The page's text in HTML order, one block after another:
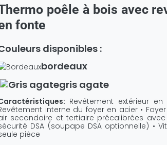
poêle à bois avec
fonte
disponibles :
bordeaux
gris agate
Revêtement extérieur
interne du foyer en acier •
secondaire et tertiaire précalibrées
DSA (soupape DSA optionnelle) •
pièce